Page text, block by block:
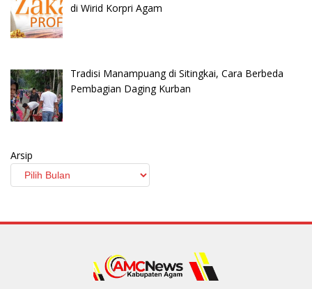
di Wirid Korpri Agam
Tradisi Manampuang di Sitingkai, Cara Berbeda
Pembagian Daging Kurban
Arsip